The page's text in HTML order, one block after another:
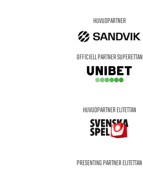
HUVUDPARTNER
OFFICIELL PARTNER SUPERETTAN
HUVUDPARTNER ELITETTAN
PRESENTING PARTNER ELITETTAN